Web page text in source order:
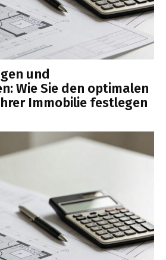
und
Wie Sie den optimalen
Immobilie festlegen